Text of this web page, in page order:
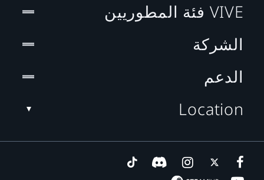
VIVE فئة المطوريين
الشركة
الدعم
Location